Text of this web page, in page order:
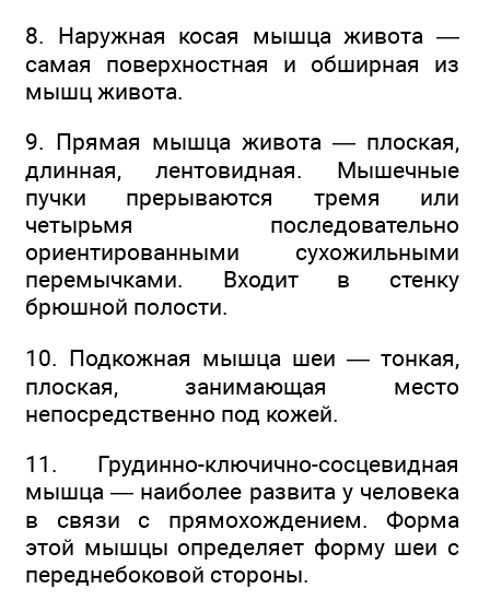
8. Наружная косая мышца живота —
самая поверхностная и обширная из
мышц живота.
9. Прямая мышца живота — плоская,
длинная, лентовидная. Мышечные
пучки прерываются тремя или
четырьмя последовательно
ориентированными сухожильными
перемычками. Входит в стенку
брюшной полости.
10. Подкожная мышца шеи — тонкая,
плоская, занимающая место
непосредственно под кожей.
11. Грудинно-ключично-сосцевидная
мышца — наиболее развита у человека
в связи с прямохождением. Форма
этой мышцы определяет форму шеи с
переднебоковой стороны.